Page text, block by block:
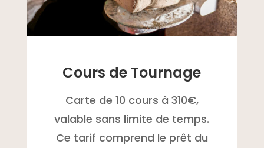
Cours de Tournage
Carte de 10 cours à 310€,
valable sans limite de temps.
Ce tarif comprend le prêt du